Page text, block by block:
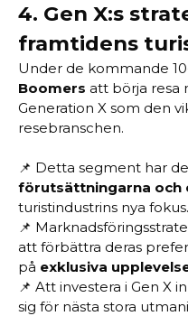
4. Gen X:s
framtidens
Under de kommande
Boomers att börja resa
Generation X som den
resebranschen.
📌 Detta segment har de
förutsättningarna och
turistindustrins nya fokus.
📌
att förbättra deras
på exklusiva
📌 Att investera i Gen X
sig för nästa stora